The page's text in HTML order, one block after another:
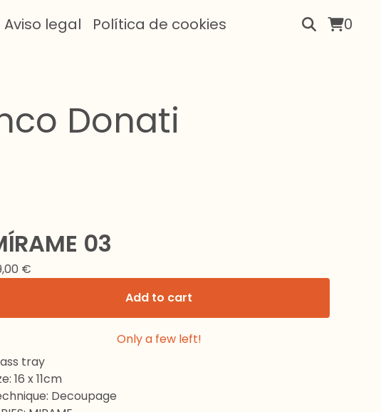
Aviso legal Política de cookies 0
Donati
03
€
Add to cart
Only a few left!
tray
16 x 11cm
Decoupage